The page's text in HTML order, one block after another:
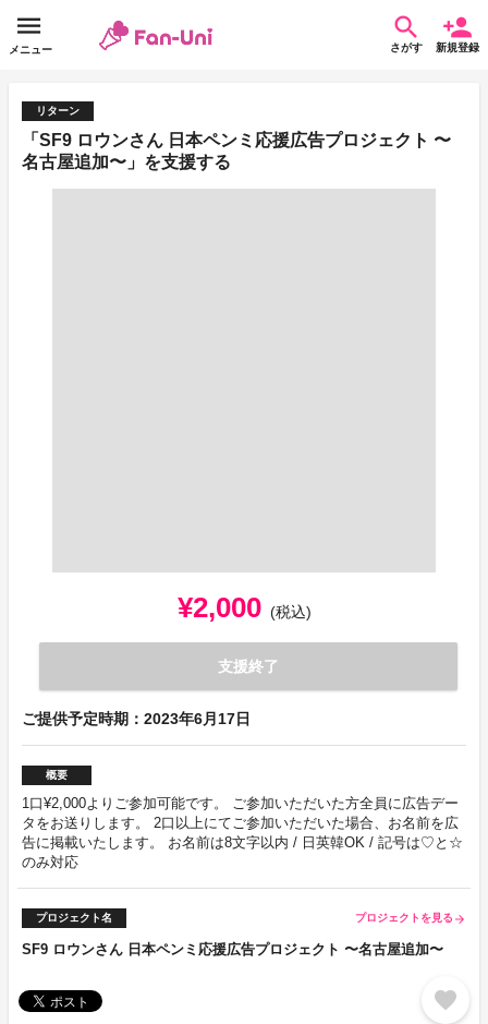
メニュー さがす 新規登録
リターン
「SF9 ロウンさん 日本ペンミ応援広告プロジェクト 〜
名古屋追加〜」を支援する
¥2,000 (税込)
支援終了
ご提供予定時期：2023年6月17日
概要
1口¥2,000よりご参加可能です。 ご参加いただいた方全員に広告デー
タをお送りします。 2口以上にてご参加いただいた場合、お名前を広
告に掲載いたします。 お名前は8文字以内 / 日英韓OK / 記号は♡と☆
のみ対応
プロジェクト名 プロジェクトを見る arrow_forward
SF9 ロウンさん 日本ペンミ応援広告プロジェクト 〜名古屋追加〜
favorite